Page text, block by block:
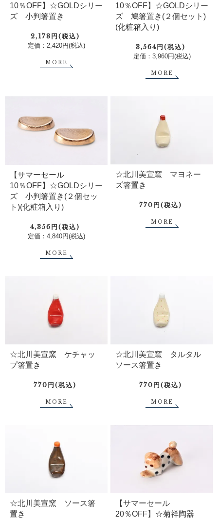
10％OFF】☆GOLDシリー
ズ 小判箸置き
2,178円(税込)
定価：2,420円(税込)
MORE
10％OFF】☆GOLDシリー
ズ 鳩箸置き(２個セット)
(化粧箱入り)
3,564円(税込)
定価：3,960円(税込)
MORE
【サマーセール
10％OFF】☆GOLDシリー
ズ 小判箸置き(２個セッ
ト)(化粧箱入り)
4,356円(税込)
定価：4,840円(税込)
MORE
☆北川美宣窯 マヨネー
ズ箸置き
770円(税込)
MORE
☆北川美宣窯 ケチャッ
プ箸置き
770円(税込)
MORE
☆北川美宣窯 タルタル
ソース箸置き
770円(税込)
MORE
☆北川美宣窯 ソース箸
置き
【サマーセール
20％OFF】☆菊祥陶器